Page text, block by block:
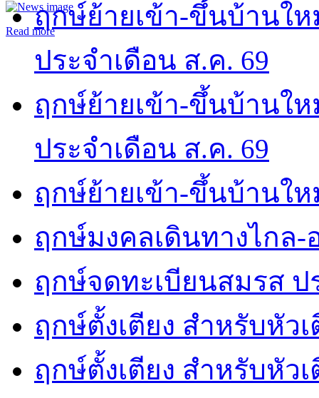
Read moreฤกษ์ย้ายเข้า-ขึ้นบ้านใ
ประจำเดือน ส.ค. 69
ฤกษ์ย้ายเข้า-ขึ้นบ้านใ
ประจำเดือน ส.ค. 69
ฤกษ์ย้ายเข้า-ขึ้นบ้านให
ฤกษ์มงคลเดินทางไกล-
ฤกษ์จดทะเบียนสมรส ป
ฤกษ์ตั้งเตียง สำหรับหัว
ฤกษ์ตั้งเตียง สำหรับหัว